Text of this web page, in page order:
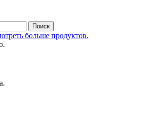
Поиск
больше продуктов.